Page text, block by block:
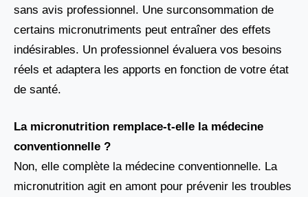
sans avis professionnel. Une surconsommation de
certains micronutriments peut entraîner des effets
indésirables. Un professionnel évaluera vos besoins
réels et adaptera les apports en fonction de votre état
de santé.
La micronutrition remplace-t-elle la médecine
conventionnelle ?
Non, elle complète la médecine conventionnelle. La
micronutrition agit en amont pour prévenir les troubles